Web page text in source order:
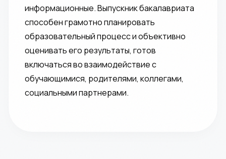
информационные. Выпускник бакалавриата
способен грамотно планировать
образовательный процесс и объективно
оценивать его результаты, готов
включаться во взаимодействие с
обучающимися, родителями, коллегами,
социальными партнерами.